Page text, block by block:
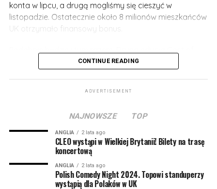
konta w lipcu, a drugą mogliśmy się cieszyć w
listopadzie. Ostatecznie około 8 milionów mieszkańców
UK otrzymało finansowy bonus.
Living Payment została oficjalnie zatwierdzona, a
Osoby pobierające benefity wypłacane na podstawie
wczesną wiosną 2023. Będzie to kwota 301 funtów.
Następna transza będzie wypłacana jesienią 2023 i
tym razem otrzymamy 300 funtów. Z kolei wiosną 2024
roku mieszkańcy mogą liczyć na kolejny bonus – tym
razem 299 funtów.
CONTINUE READING
ADVERTISEMENT
NAJNOWSZE TOP
ANGLIA 2 lata ago
CLEO wystąpi w Wielkiej Brytanii! Bilety na trasę
koncertową
ANGLIA 2 lata ago
Polish Comedy Night 2024. Topowi standuperzy
wystąpią dla Polaków w UK